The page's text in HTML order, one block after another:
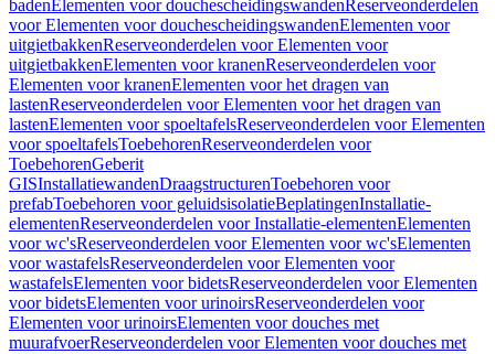
badenElementen voor douchescheidingswandenReserveonderdelen
voor Elementen voor douchescheidingswandenElementen voor
uitgietbakkenReserveonderdelen voor Elementen voor
uitgietbakkenElementen voor kranenReserveonderdelen voor
Elementen voor kranenElementen voor het dragen van
lastenReserveonderdelen voor Elementen voor het dragen van
lastenElementen voor spoeltafelsReserveonderdelen voor Elementen
voor spoeltafelsToebehorenReserveonderdelen voor
ToebehorenGeberit
GISInstallatiewandenDraagstructurenToebehoren voor
prefabToebehoren voor geluidsisolatieBeplatingenInstallatie-
elementenReserveonderdelen voor Installatie-elementenElementen
voor wc'sReserveonderdelen voor Elementen voor wc'sElementen
voor wastafelsReserveonderdelen voor Elementen voor
wastafelsElementen voor bidetsReserveonderdelen voor Elementen
voor bidetsElementen voor urinoirsReserveonderdelen voor
Elementen voor urinoirsElementen voor douches met
muurafvoerReserveonderdelen voor Elementen voor douches met